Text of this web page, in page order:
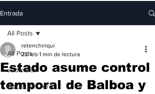
Entrada
All Posts
Judiciales
Bocas del Toro
All Posts
Estado asume control
temporal de Balboa y
retenchiriqui
23 feb 1 min de lectura